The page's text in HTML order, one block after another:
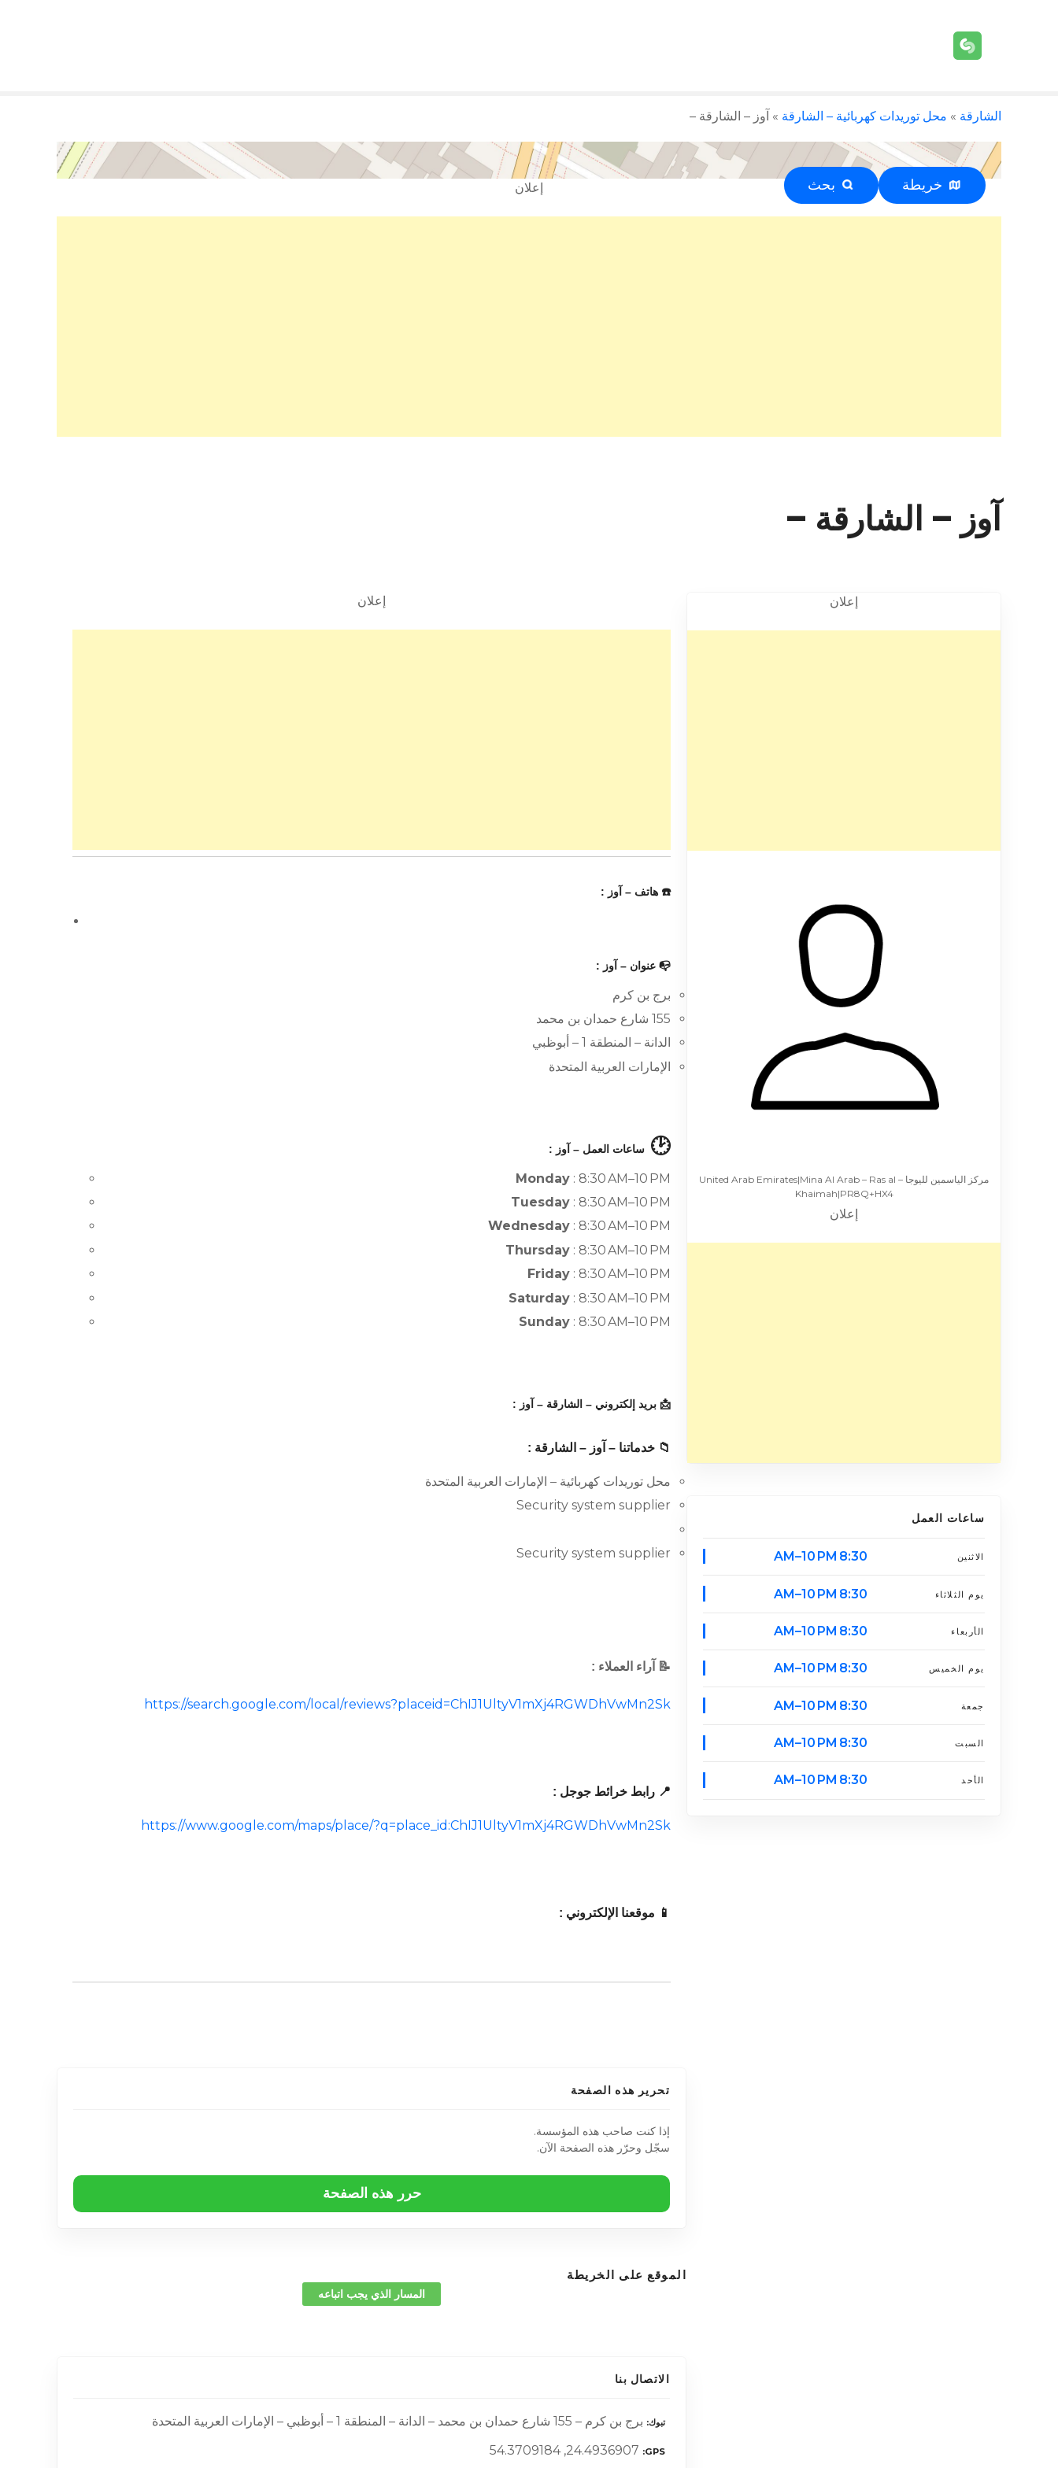
الشارقة » محل توريدات كهربائية – الشارقة » آوز – الشارقة –
خريطة بحث إعلان
آوز – الشارقة –
إعلان
مركز الياسمين لليوجا – United Arab Emirates|Mina Al Arab – Ras al
Khaimah|PR8Q+HX4
إعلان
ساعات العمل
الاثنين 8:30 AM–10 PM
يوم الثلاثاء 8:30 AM–10 PM
الأربعاء 8:30 AM–10 PM
يوم الخميس 8:30 AM–10 PM
جمعة 8:30 AM–10 PM
السبت 8:30 AM–10 PM
الأحد 8:30 AM–10 PM
إعلان
☎️ هاتف – آوز :
📭 عنوان – آوز :
برج بن كرم
155 شارع حمدان بن محمد
الدانة – المنطقة 1 – أبوظبي
الإمارات العربية المتحدة
🕑 ساعات العمل – آوز :
Monday : 8:30 AM–10 PM
Tuesday : 8:30 AM–10 PM
Wednesday : 8:30 AM–10 PM
Thursday : 8:30 AM–10 PM
Friday : 8:30 AM–10 PM
Saturday : 8:30 AM–10 PM
Sunday : 8:30 AM–10 PM
📩 بريد إلكتروني – الشارقة – آوز :
📁 خدماتنا – آوز – الشارقة :
محل توريدات كهربائية – الإمارات العربية المتحدة
Security system supplier
Security system supplier
📝 آراء العملاء :
https://search.google.com/local/reviews?placeid=ChIJ1UltyV1mXj4RGWDhVwMn2Sk
📍 رابط خرائط جوجل :
https://www.google.com/maps/place/?q=place_id:ChIJ1UltyV1mXj4RGWDhVwMn2Sk
📱 موقعنا الإلكتروني :
تحرير هذه الصفحة
إذا كنت صاحب هذه المؤسسة.
سجّل وحرّر هذه الصفحة الآن.
حرر هذه الصفحة
الموقع على الخريطة
المسار الذي يجب اتباعه
الاتصال بنا
تبوك برج بن كرم – 155 شارع حمدان بن محمد – الدانة – المنطقة 1 – أبوظبي – الإمارات العربية المتحدة
GPS
24.4936907, 54.3709184